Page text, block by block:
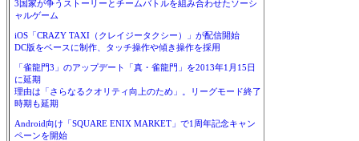
3国家が争うストーリーとチームバトルを組み合わせたソーシ
ャルゲーム
iOS「CRAZY TAXI（クレイジータクシー）」が配信開始
DC版をベースに制作、タッチ操作や傾き操作を採用
「雀龍門3」のアップデート「真・雀龍門」を2013年1月15日
に延期
理由は「さらなるクオリティ向上のため」。リーグモード終了
時期も延期
Android向け「SQUARE ENIX MARKET」で1周年記念キャン
ペーンを開始